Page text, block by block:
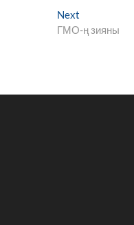
Next
post:
ГМО-ң зияны